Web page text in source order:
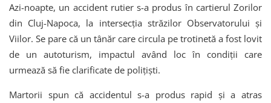
Azi-noapte, un accident rutier s-a produs în cartierul Zorilor
din Cluj-Napoca, la intersecția străzilor Observatorului și
Viilor. Se pare că un tânăr care circula pe trotinetă a fost lovit
de un autoturism, impactul având loc în condiții care
urmează să fie clarificate de polițiști.
Martorii spun că accidentul s-a produs rapid și a atras